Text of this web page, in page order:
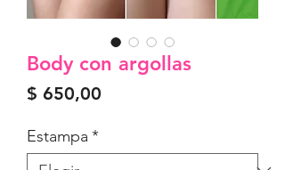
Body con argollas
$ 650,00
Estampa *